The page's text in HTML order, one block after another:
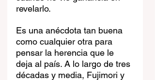
revelarlo.
Es una anécdota tan buena
como cualquier otra para
pensar la herencia que le
deja al país. A lo largo de tres
décadas y media, Fujimori y